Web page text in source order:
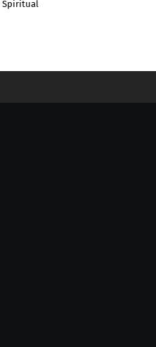
Spiritual